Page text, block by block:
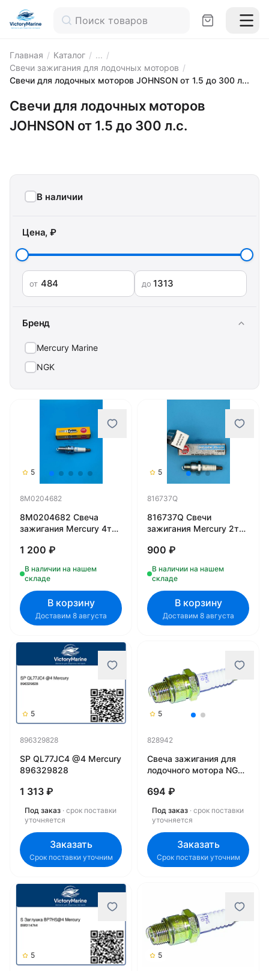
Главная / Каталог / ... /
Свечи зажигания для лодочных моторов /
Свечи для лодочных моторов JOHNSON от 1.5 до 300 л...
Свечи для лодочных моторов
JOHNSON от 1.5 до 300 л.с.
В наличии
Цена, ₽
от до
Бренд
Mercury Marine
NGK
5
8M0204682
8M0204682 Свеча
зажигания Mercury 4т
1 200 ₽
В наличии на нашем
складе
В корзину
Доставим 8 августа
5
816737Q
816737Q Свечи
зажигания Mercury 2т
900 ₽
В наличии на нашем
складе
В корзину
Доставим 8 августа
5
896329828
SP QL77JC4 @4 Mercury
896329828
1 313 ₽
Под заказ · срок поставки
уточняется
Заказать
Срок поставки уточним
5
828942
Свеча зажигания для
лодочного мотора NGK,
694 ₽
Под заказ · срок поставки
уточняется
Заказать
Срок поставки уточним
5 5